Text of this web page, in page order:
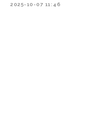
2025-10-07 11:46